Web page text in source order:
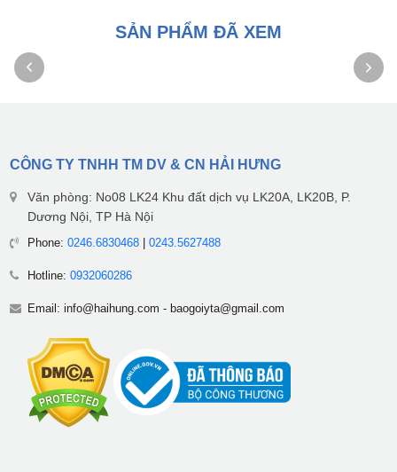
SẢN PHẨM ĐÃ XEM
CÔNG TY TNHH TM DV & CN HẢI HƯNG
Văn phòng: No08 LK24 Khu đất dịch vụ LK20A, LK20B, P.
Dương Nội, TP Hà Nội
Phone: 0246.6830468| 0243.5627488
Hotline: 0932060286
Email: info@haihung.com - baogoiyta@gmail.com